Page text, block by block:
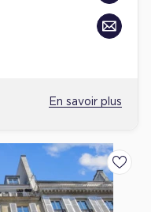
En savoir plus